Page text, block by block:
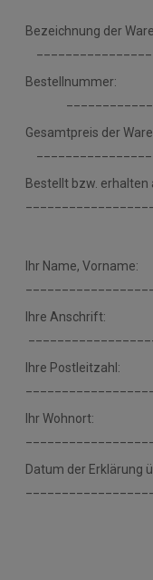
Bezeichnung der
Bestellnummer:
Gesamtpreis der
Bestellt bzw. erhalten
Ihr Name, Vorname:
Ihre Anschrift:
Ihre Postleitzahl:
Ihr Wohnort:
Datum der